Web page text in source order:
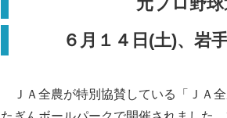
６月１４日(土)、岩
ＪＡ全農が特別協賛している「ＪＡ